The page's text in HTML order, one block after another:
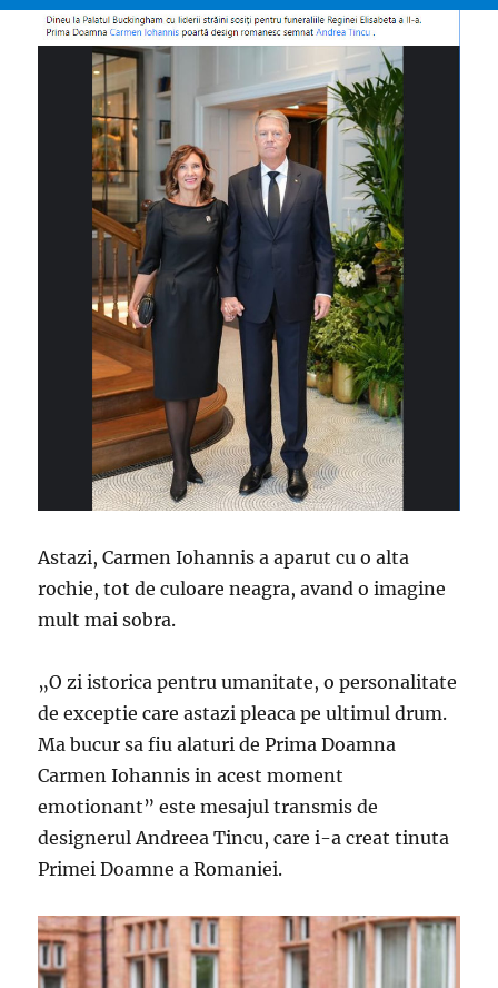
Astazi, Carmen Iohannis a aparut cu o alta
rochie, tot de culoare neagra, avand o imagine
mult mai sobra.
„O zi istorica pentru umanitate, o personalitate
de exceptie care astazi pleaca pe ultimul drum.
Ma bucur sa fiu alaturi de Prima Doamna
Carmen Iohannis in acest moment
emotionant” este mesajul transmis de
designerul Andreea Tincu, care i-a creat tinuta
Primei Doamne a Romaniei.